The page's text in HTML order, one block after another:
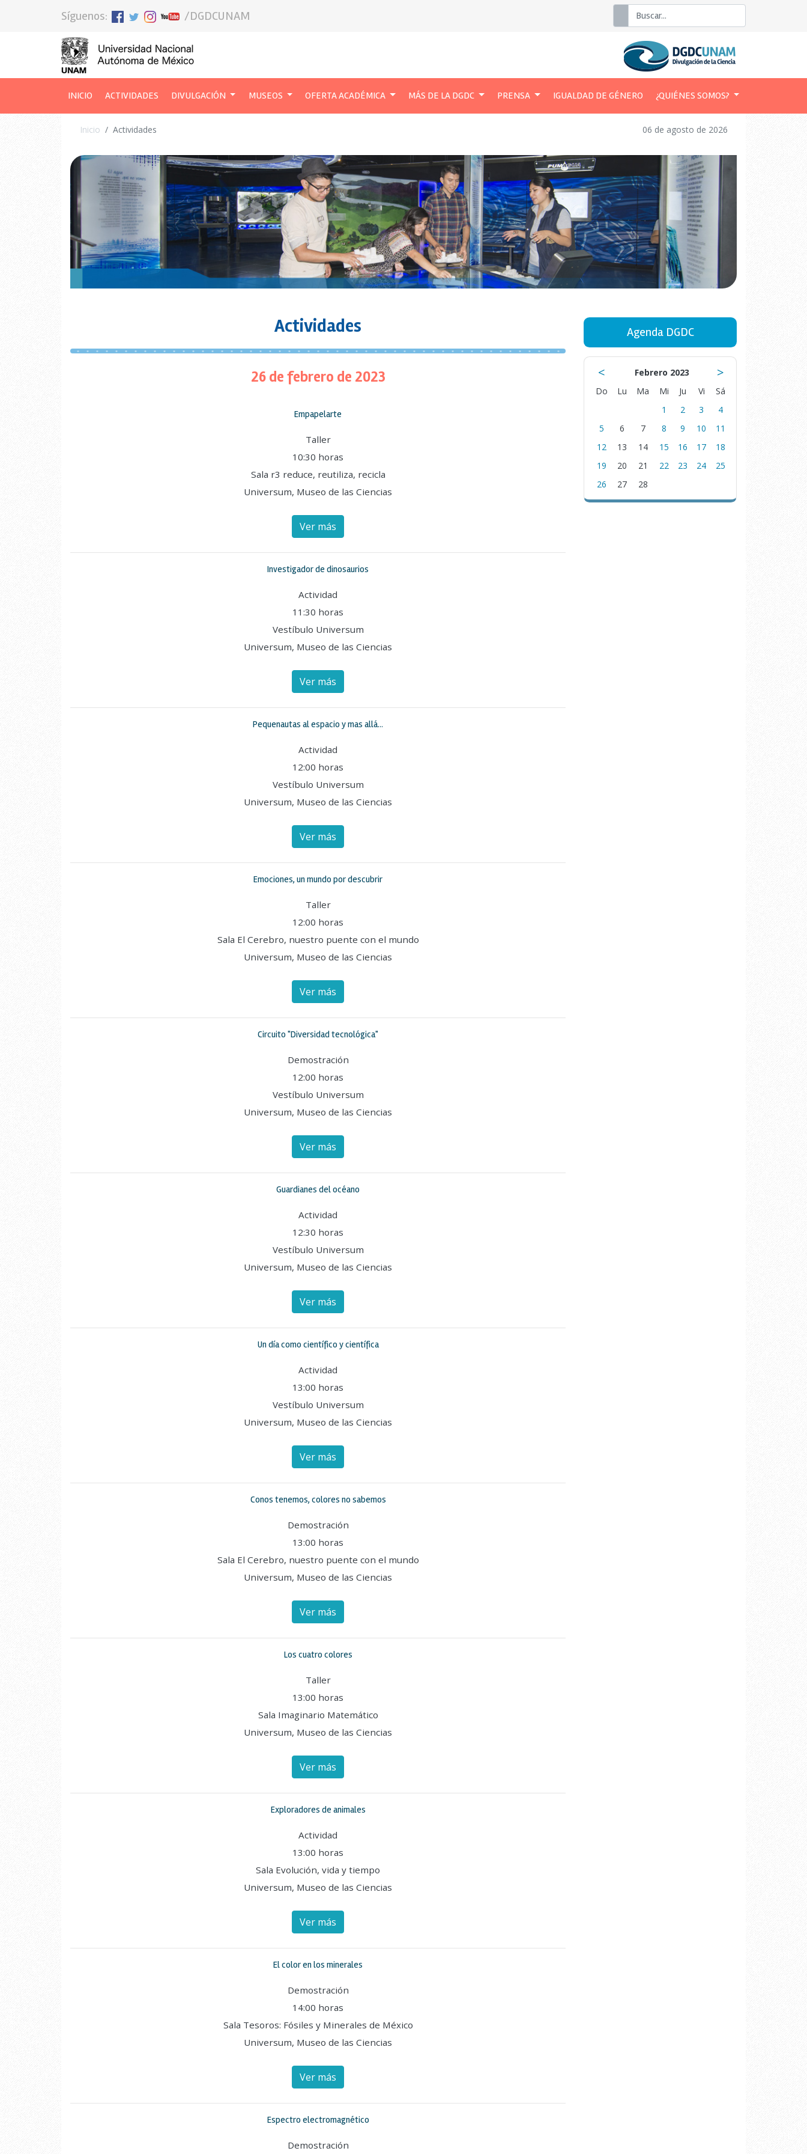
Síguenos: /DGDCUNAM Buscar
INICIO (CURRENT)
ACTIVIDADES DIVULGACIÓN MUSEOS OFERTA ACADÉMICA MÁS DE LA DGDC PRENSA IGUALDAD DE GÉNERO ¿QUIÉNES SOMOS?
Inicio Actividades 06 de agosto de 2026
Actividades
26 de febrero de 2023
Empapelarte
Taller
10:30 horas
Sala r3 reduce, reutiliza, recicla
Universum, Museo de las Ciencias
Ver más
Investigador de dinosaurios
Actividad
11:30 horas
Vestíbulo Universum
Universum, Museo de las Ciencias
Ver más
Pequenautas al espacio y mas allá...
Actividad
12:00 horas
Vestíbulo Universum
Universum, Museo de las Ciencias
Ver más
Emociones, un mundo por descubrir
Taller
12:00 horas
Sala El Cerebro, nuestro puente con el mundo
Universum, Museo de las Ciencias
Ver más
Circuito "Diversidad tecnológica"
Demostración
12:00 horas
Vestíbulo Universum
Universum, Museo de las Ciencias
Ver más
Guardianes del océano
Actividad
12:30 horas
Vestíbulo Universum
Universum, Museo de las Ciencias
Ver más
Un día como científico y científica
Actividad
13:00 horas
Vestíbulo Universum
Universum, Museo de las Ciencias
Ver más
Conos tenemos, colores no sabemos
Demostración
13:00 horas
Sala El Cerebro, nuestro puente con el mundo
Universum, Museo de las Ciencias
Ver más
Los cuatro colores
Taller
13:00 horas
Sala Imaginario Matemático
Universum, Museo de las Ciencias
Ver más
Exploradores de animales
Actividad
13:00 horas
Sala Evolución, vida y tiempo
Universum, Museo de las Ciencias
Ver más
El color en los minerales
Demostración
14:00 horas
Sala Tesoros: Fósiles y Minerales de México
Universum, Museo de las Ciencias
Ver más
Espectro electromagnético
Demostración
Agenda DGDC
< Febrero 2023 >
Do Lu Ma Mi Ju Vi
Sá
1
2 3
4
5
6 7 8 9 10
11
12
13 14 15 16 17
18
19
20 21 22 23 24
25
26
27 28